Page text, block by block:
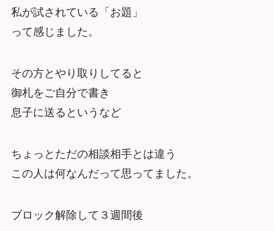
私が試されている「お題」
って感じました。
その方とやり取りしてると
御札をご自分で書き
息子に送るというなど
ちょっとただの相談相手とは違う
この人は何なんだって思ってました。
ブロック解除して３週間後